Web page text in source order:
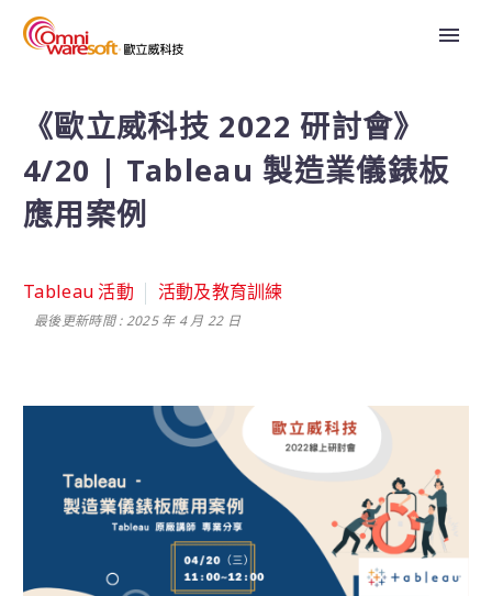
《歐立威科技 2022 研討會》
4/20 | Tableau 製造業儀錶板
應用案例
Tableau 活動 活動及教育訓練
最後更新時間 : 2025 年 4 月 22 日